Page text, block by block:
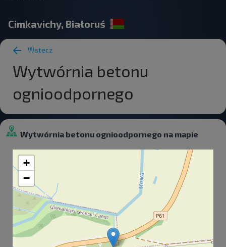
Cimkavichy, Białoruś
Wstecz
Wytwórnia betonu
ognioodpornego
Wytwórnia betonu ognioodpornego na mapie
+
−